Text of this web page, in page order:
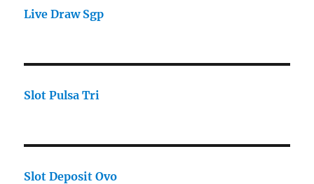
Live Draw Sgp
Slot Pulsa Tri
Slot Deposit Ovo